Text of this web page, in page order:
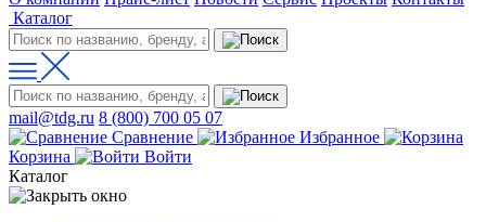
Каталог
mail@tdg.ru 8 (800) 700 05 07
Сравнение
Избранное
Корзина
Войти
Каталог